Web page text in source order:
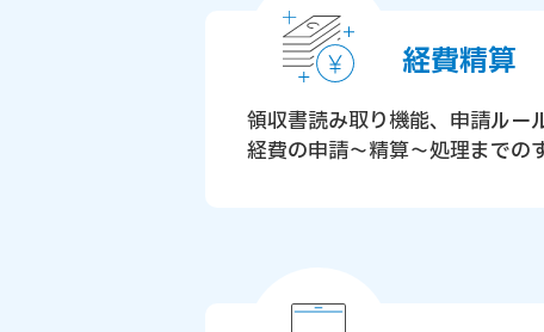
経費精算
領収書読み取り機能、申請ルー
経費の申請～精算～処理までの